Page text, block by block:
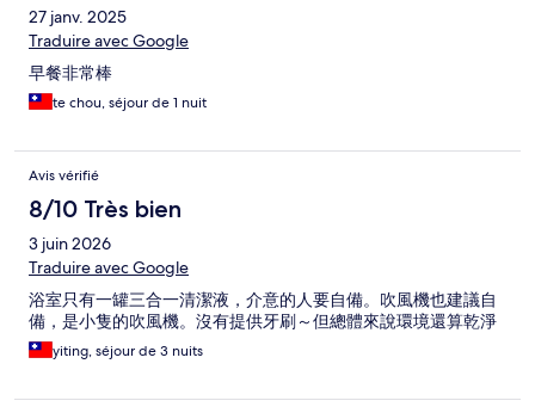
27 janv. 2025
Traduire avec Google
早餐非常棒
te chou, séjour de 1 nuit
Avis vérifié
8/10 Très bien
3 juin 2026
Traduire avec Google
浴室只有一罐三合一清潔液，介意的人要自備。吹風機也建議自
備，是小隻的吹風機。沒有提供牙刷～但總體來說環境還算乾淨
yiting, séjour de 3 nuits